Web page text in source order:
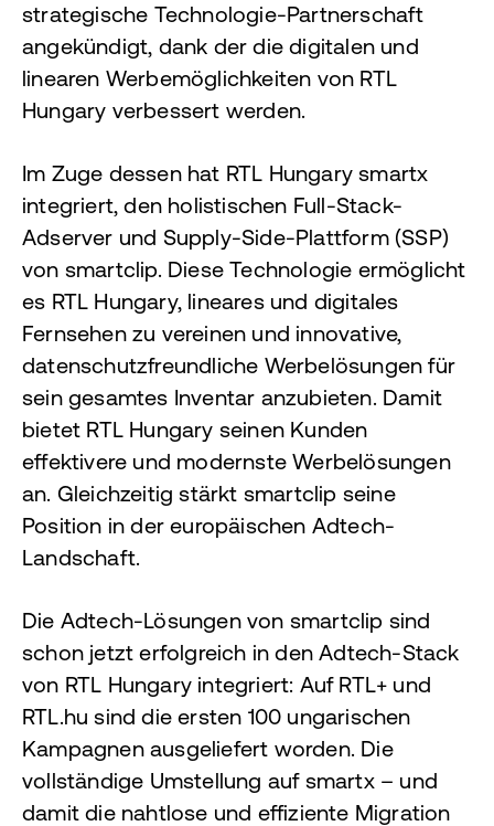
strategische Technologie-Partnerschaft
angekündigt, dank der die digitalen und
linearen Werbemöglichkeiten von RTL
Hungary verbessert werden.
Im Zuge dessen hat RTL Hungary smartx
integriert, den holistischen Full-Stack-
Adserver und Supply-Side-Plattform (SSP)
von smartclip. Diese Technologie ermöglicht
es RTL Hungary, lineares und digitales
Fernsehen zu vereinen und innovative,
datenschutzfreundliche Werbelösungen für
sein gesamtes Inventar anzubieten. Damit
bietet RTL Hungary seinen Kunden
effektivere und modernste Werbelösungen
an. Gleichzeitig stärkt smartclip seine
Position in der europäischen Adtech-
Landschaft.
Die Adtech-Lösungen von smartclip sind
schon jetzt erfolgreich in den Adtech-Stack
von RTL Hungary integriert: Auf RTL+ und
RTL.hu sind die ersten 100 ungarischen
Kampagnen ausgeliefert worden. Die
vollständige Umstellung auf smartx – und
damit die nahtlose und effiziente Migration